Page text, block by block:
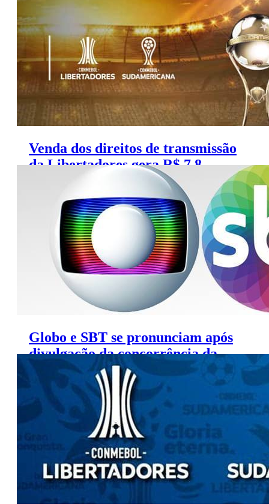
Venda dos direitos de transmissão
da Libertadores gera R$ 7,8
Globo e SBT se pronunciam após
divulgação da concorrência da
Libertadores